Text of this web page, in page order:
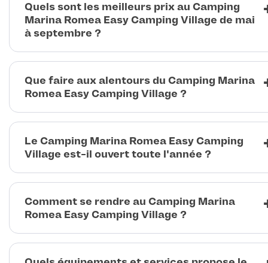
Quels sont les meilleurs prix au Camping
Marina Romea Easy Camping Village de mai
à septembre ?
Que faire aux alentours du Camping Marina
Romea Easy Camping Village ?
Le Camping Marina Romea Easy Camping
Village est-il ouvert toute l'année ?
Comment se rendre au Camping Marina
Romea Easy Camping Village ?